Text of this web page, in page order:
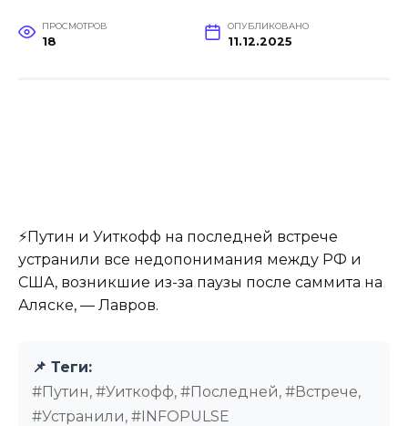
ПРОСМОТРОВ
18
ОПУБЛИКОВАНО
11.12.2025
⚡️Путин и Уиткофф на последней встрече
устранили все недопонимания между РФ и
США, возникшие из-за паузы после саммита на
Аляске, — Лавров.
📌 Теги:
#Путин, #Уиткофф, #Последней, #Встрече,
#Устранили, #INFOPULSE